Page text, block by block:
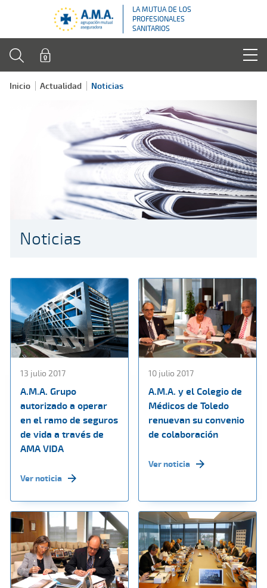
LA MUTUA DE LOS
PROFESIONALES
SANITARIOS
Inicio Actualidad Noticias
Noticias
13 julio 2017
A.M.A. Grupo
autorizado a operar
en el ramo de seguros
de vida a través de
AMA VIDA
Ver noticia
10 julio 2017
A.M.A. y el Colegio de
Médicos de Toledo
renuevan su convenio
de colaboración
Ver noticia